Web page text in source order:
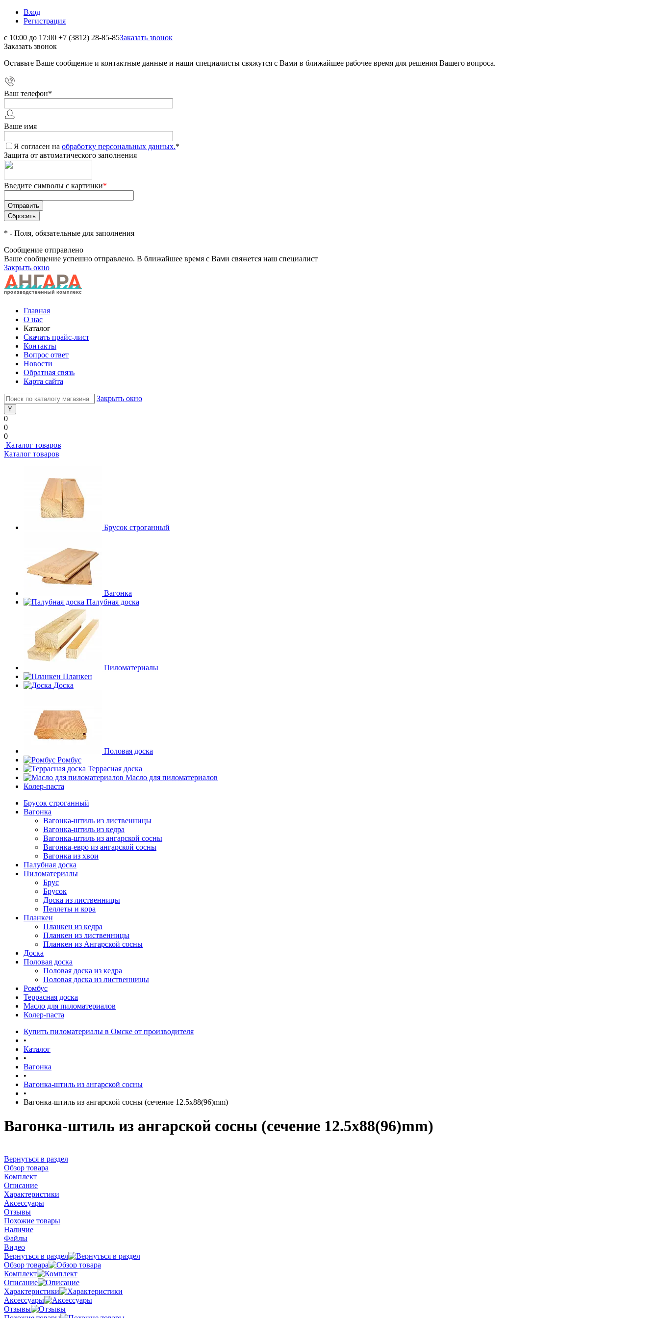
Вход
Регистрация
с 10:00 до 17:00 +7 (3812) 28-85-85Заказать звонок
Заказать звонок
Оставьте Ваше сообщение и контактные данные и наши специалисты свяжутся с Вами в ближайшее рабочее время для решения Вашего вопроса.
Ваш телефон*
Ваше имя
Я согласен на обработку персональных данных.*
Защита от автоматического заполнения
Введите символы с картинки*
* - Поля, обязательные для заполнения
Сообщение отправлено
Ваше сообщение успешно отправлено. В ближайшее время с Вами свяжется наш специалист
Закрыть окно
Главная
О нас
Каталог
Скачать прайс-лист
Контакты
Вопрос ответ
Новости
Обратная связь
Карта сайта
Закрыть окно
0
0
0
Каталог товаров
Каталог товаров
Брусок строганный
Вагонка
Палубная доска
Пиломатериалы
Планкен
Доска
Половая доска
Ромбус
Террасная доска
Масло для пиломатериалов
Колер-паста
Брусок строганный
Вагонка
Вагонка-штиль из лиственницы
Вагонка-штиль из кедра
Вагонка-штиль из ангарской сосны
Вагонка-евро из ангарской сосны
Вагонка из хвои
Палубная доска
Пиломатериалы
Брус
Брусок
Доска из лиственницы
Пеллеты и кора
Планкен
Планкен из кедра
Планкен из лиственницы
Планкен из Ангарской сосны
Доска
Половая доска
Половая доска из кедра
Половая доска из лиственницы
Ромбус
Террасная доска
Масло для пиломатериалов
Колер-паста
Купить пиломатериалы в Омске от производителя
•
Каталог
•
Вагонка
•
Вагонка-штиль из ангарской сосны
•
Вагонка-штиль из ангарской сосны (сечение 12.5x88(96)mm)
Вагонка-штиль из ангарской сосны (сечение 12.5x88(96)mm)
Вернуться в раздел
Обзор товара
Комплект
Описание
Характеристики
Аксессуары
Отзывы
Похожие товары
Наличие
Файлы
Видео
Вернуться в раздел
Обзор товара
Комплект
Описание
Характеристики
Аксессуары
Отзывы